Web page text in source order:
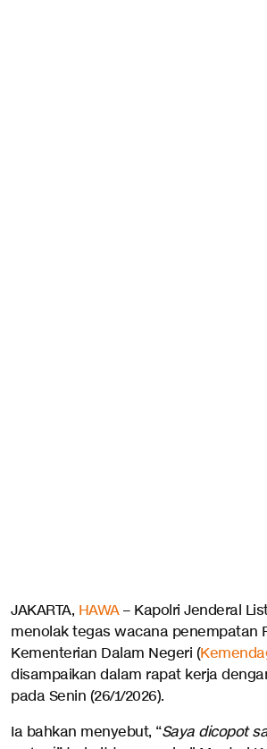
JAKARTA, HAWA– Kapolri Jenderal
menolak tegas wacana penempatan
Kementerian Dalam Negeri (
disampaikan dalam rapat kerja
pada Senin (26/1/2026).
Ia bahkan menyebut, “Saya dicopot